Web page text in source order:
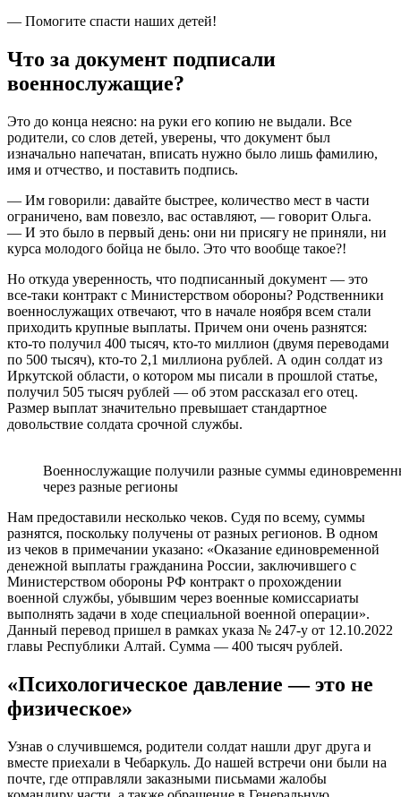
— Помогите спасти наших детей!
Что за документ подписали
военнослужащие?
Это до конца неясно: на руки его копию не выдали. Все
родители, со слов детей, уверены, что документ был
изначально напечатан, вписать нужно было лишь фамилию,
имя и отчество, и поставить подпись.
— Им говорили: давайте быстрее, количество мест в части
ограничено, вам повезло, вас оставляют, — говорит Ольга.
— И это было в первый день: они ни присягу не приняли, ни
курса молодого бойца не было. Это что вообще такое?!
Но откуда уверенность, что подписанный документ — это
все-таки контракт с Министерством обороны? Родственники
военнослужащих отвечают, что в начале ноября всем стали
приходить крупные выплаты. Причем они очень разнятся:
кто-то получил 400 тысяч, кто-то миллион (двумя переводами
по 500 тысяч), кто-то 2,1 миллиона рублей. А один солдат из
Иркутской области, о котором мы писали в прошлой статье,
получил 505 тысяч рублей — об этом рассказал его отец.
Размер выплат значительно превышает стандартное
довольствие солдата срочной службы.
Военнослужащие получили разные суммы
через разные регионы
Нам предоставили несколько чеков. Судя по всему, суммы
разнятся, поскольку получены от разных регионов. В одном
из чеков в примечании указано: «Оказание единовременной
денежной выплаты гражданина России, заключившего с
Министерством обороны РФ контракт о прохождении
военной службы, убывшим через военные комиссариаты
выполнять задачи в ходе специальной военной операции».
Данный перевод пришел в рамках указа № 247-у от 12.10.2022
главы Республики Алтай. Сумма — 400 тысяч рублей.
«Психологическое давление — это не
физическое»
Узнав о случившемся, родители солдат нашли друг друга и
вместе приехали в Чебаркуль. До нашей встречи они были на
почте, где отправляли заказными письмами жалобы